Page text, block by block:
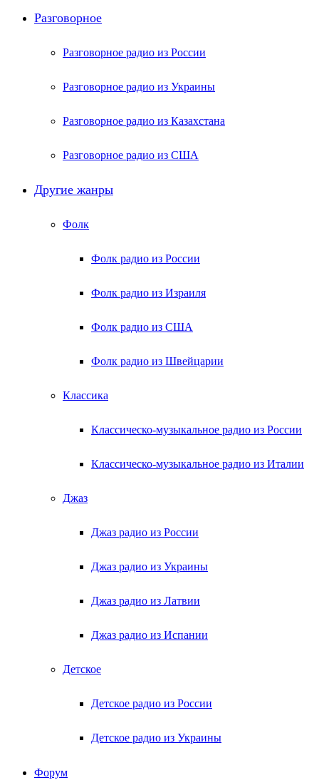
Разговорное
Разговорное радио из России
Разговорное радио из Украины
Разговорное радио из Казахстана
Разговорное радио из США
Другие жанры
Фолк
Фолк радио из России
Фолк радио из Израиля
Фолк радио из США
Фолк радио из Швейцарии
Классика
Классическо-музыкальное радио из России
Классическо-музыкальное радио из Италии
Джаз
Джаз радио из России
Джаз радио из Украины
Джаз радио из Латвии
Джаз радио из Испании
Детское
Детское радио из России
Детское радио из Украины
Форум